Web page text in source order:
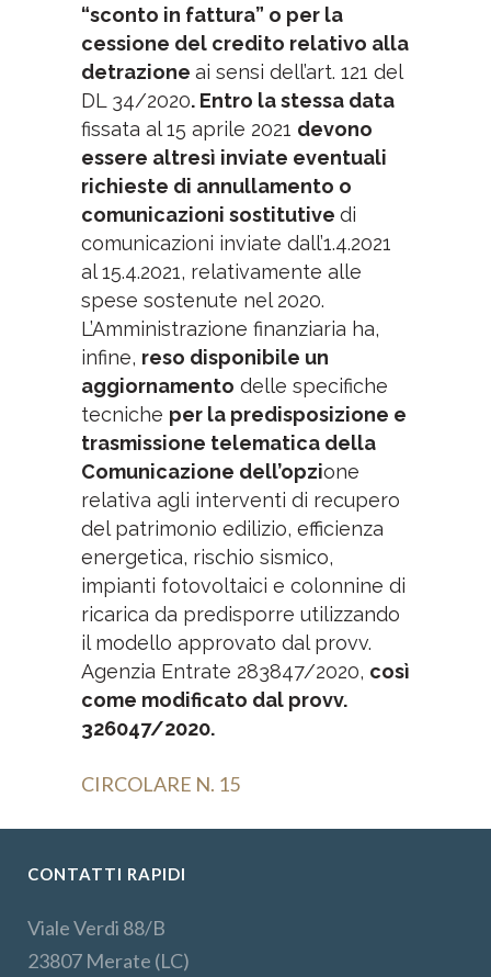
“sconto in fattura” o per la
cessione del credito relativo alla
detrazione ai sensi dell’art. 121 del
DL 34/2020. Entro la stessa data
fissata al 15 aprile 2021 devono
essere altresì inviate eventuali
richieste di annullamento o
comunicazioni sostitutive di
comunicazioni inviate dall’1.4.2021
al 15.4.2021, relativamente alle
spese sostenute nel 2020.
L’Amministrazione finanziaria ha,
infine, reso disponibile un
aggiornamento delle specifiche
tecniche per la predisposizione e
trasmissione telematica della
Comunicazione dell’opzione
relativa agli interventi di recupero
del patrimonio edilizio, efficienza
energetica, rischio sismico,
impianti fotovoltaici e colonnine di
ricarica da predisporre utilizzando
il modello approvato dal provv.
Agenzia Entrate 283847/2020, così
come modificato dal provv.
326047/2020.
CIRCOLARE N. 15
CONTATTI RAPIDI
Viale Verdi 88/B
23807 Merate (LC)